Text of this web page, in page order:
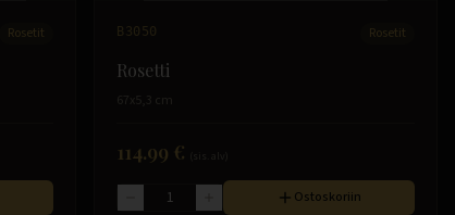
Rosetit B3050 Rosetit
Rosetti
67x5,3 cm
114.99 €
Ostoskoriin